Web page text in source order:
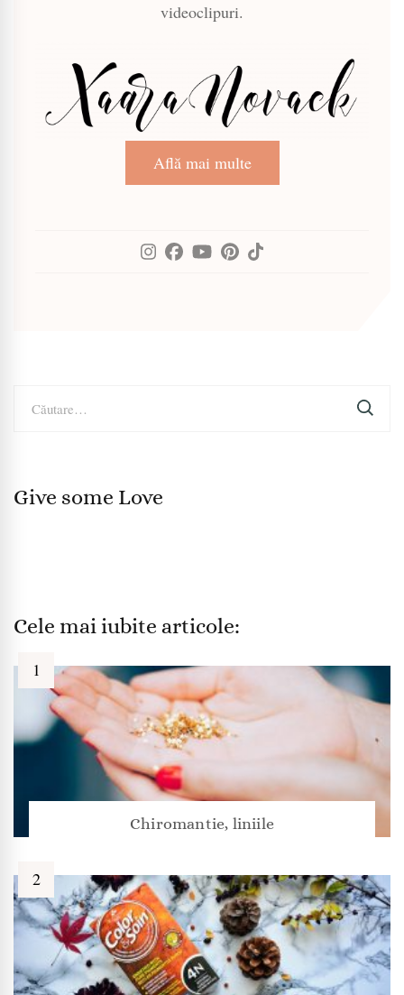
videoclipuri.
Află mai multe
după:
Give some Love
Cele mai iubite articole:
Chiromantie, liniile